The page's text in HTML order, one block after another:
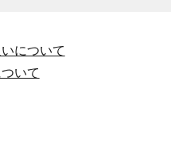
について
いて